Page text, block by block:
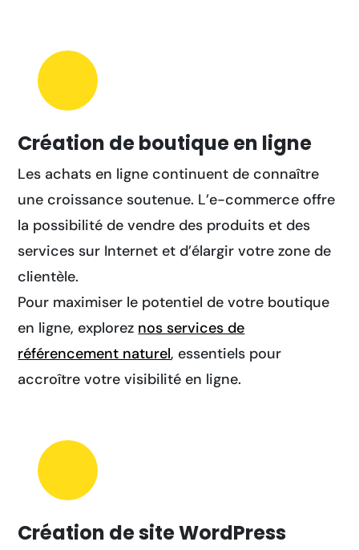
Création de boutique en ligne
Les achats en ligne continuent de connaître
une croissance soutenue. L’e-commerce offre
la possibilité de vendre des produits et des
services sur Internet et d’élargir votre zone de
clientèle.
Pour maximiser le potentiel de votre boutique
en ligne, explorez nos services de
référencement naturel, essentiels pour
accroître votre visibilité en ligne.
Création de site WordPress